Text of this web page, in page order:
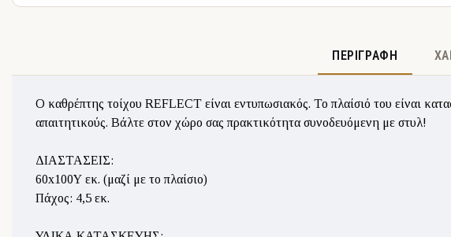
ΠΕΡΙΓΡΑΦΉ
O καθρέπτης τοίχου REFLECT είναι εντυπωσιακός. Το πλαίσιό του είναι
απαιτητικούς. Βάλτε στον χώρο σας πρακτικότητα συνοδευόμενη με στυλ!
ΔΙΑΣΤΑΣΕΙΣ:
60x100Υ εκ. (μαζί με το πλαίσιο)
Πάχος: 4,5 εκ.